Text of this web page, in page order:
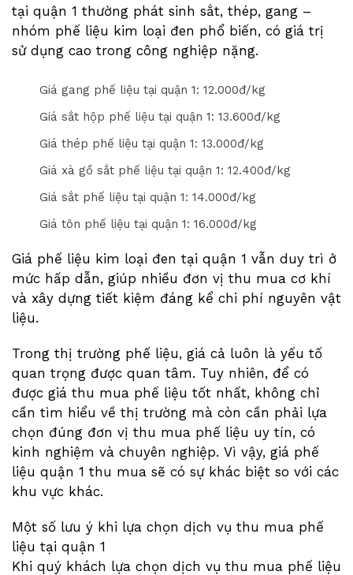
tại quận 1 thường phát sinh sắt, thép, gang –
nhóm phế liệu kim loại đen phổ biến, có giá trị
sử dụng cao trong công nghiệp nặng.
Giá gang phế liệu tại quận 1: 12.000đ/kg
Giá sắt hộp phế liệu tại quận 1: 13.600đ/kg
Giá thép phế liệu tại quận 1: 13.000đ/kg
Giá xà gồ sắt phế liệu tại quận 1: 12.400đ/kg
Giá sắt phế liệu tại quận 1: 14.000đ/kg
Giá tôn phế liệu tại quận 1: 16.000đ/kg
Giá phế liệu kim loại đen tại quận 1 vẫn duy trì ở
mức hấp dẫn, giúp nhiều đơn vị thu mua cơ khí
và xây dựng tiết kiệm đáng kể chi phí nguyên vật
liệu.
Trong thị trường phế liệu, giá cả luôn là yếu tố
quan trọng được quan tâm. Tuy nhiên, để có
được giá thu mua phế liệu tốt nhất, không chỉ
cần tìm hiểu về thị trường mà còn cần phải lựa
chọn đúng đơn vị thu mua phế liệu uy tín, có
kinh nghiệm và chuyên nghiệp. Vì vậy, giá phế
liệu quận 1 thu mua sẽ có sự khác biệt so với các
khu vực khác.
Một số lưu ý khi lựa chọn dịch vụ thu mua phế
liệu tại quận 1
Khi quý khách lựa chọn dịch vụ thu mua phế liệu